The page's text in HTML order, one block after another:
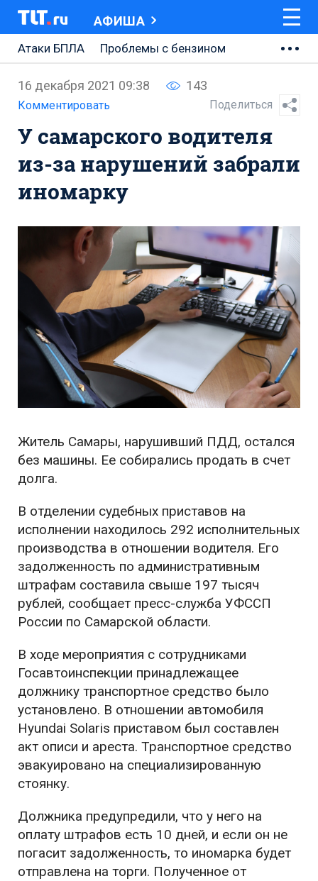
АФИША
Атаки БПЛА
Проблемы с бензином
АВТОВАЗ
Ремонт Центральной площади
Ремонт Обводного шоссе
Набережная Тольятти
Неделя Тольятти
16 декабря 2021 09:38 143
Комментировать Поделиться
У самарского водителя
из-за нарушений забрали
иномарку
Житель Самары, нарушивший ПДД, остался
без машины. Ее собирались продать в счет
долга.
В отделении судебных приставов на
исполнении находилось 292 исполнительных
производства в отношении водителя. Его
задолженность по административным
штрафам составила свыше 197 тысяч
рублей, сообщает пресс-служба УФССП
России по Самарской области.
В ходе мероприятия с сотрудниками
Госавтоинспекции принадлежащее
должнику транспортное средство было
установлено. В отношении автомобиля
Hyundai Solaris приставом был составлен
акт описи и ареста. Транспортное средство
эвакуировано на специализированную
стоянку.
Должника предупредили, что у него на
оплату штрафов есть 10 дней, и если он не
погасит задолженность, то иномарка будет
отправлена на торги. Полученное от